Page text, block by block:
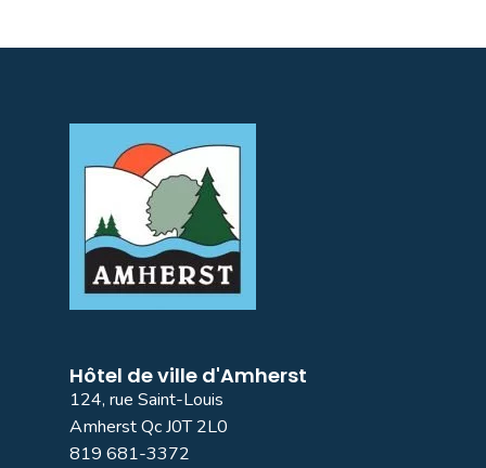
Hôtel de ville d'Amherst
124, rue Saint-Louis
Amherst Qc J0T 2L0
819 681-3372